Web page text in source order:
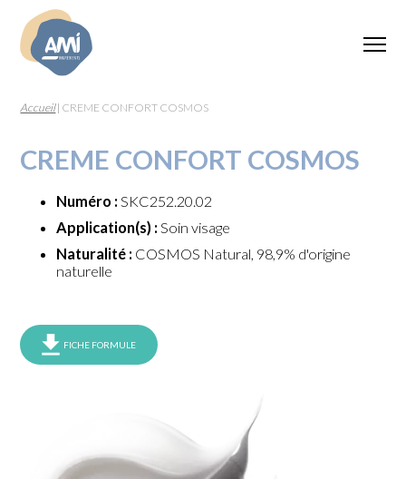
Accueil| CREME CONFORT COSMOS
CREME CONFORT COSMOS
Numéro : SKC252.20.02
Application(s) : Soin visage
Naturalité : COSMOS Natural, 98,9% d'origine
naturelle
FICHE FORMULE